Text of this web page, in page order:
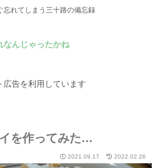
忘れてしまう三十路の備忘録
なんじゃったかね
広告を利用しています
を作ってみた…
2021.09.17 2022.02.26